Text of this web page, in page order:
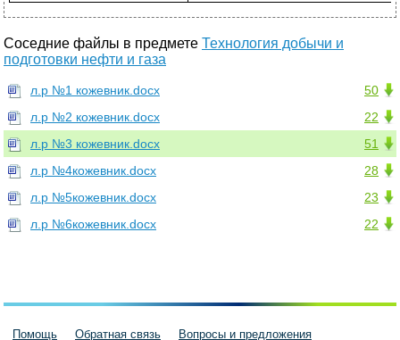
Соседние файлы в предмете Технология добычи и
подготовки нефти и газа
50
л.р №1 кожевник.docx
22
л.р №2 кожевник.docx
51
л.р №3 кожевник.docx
28
л.р №4кожевник.docx
23
л.р №5кожевник.docx
22
л.р №6кожевник.docx
Помощь Обратная связь Вопросы и предложения